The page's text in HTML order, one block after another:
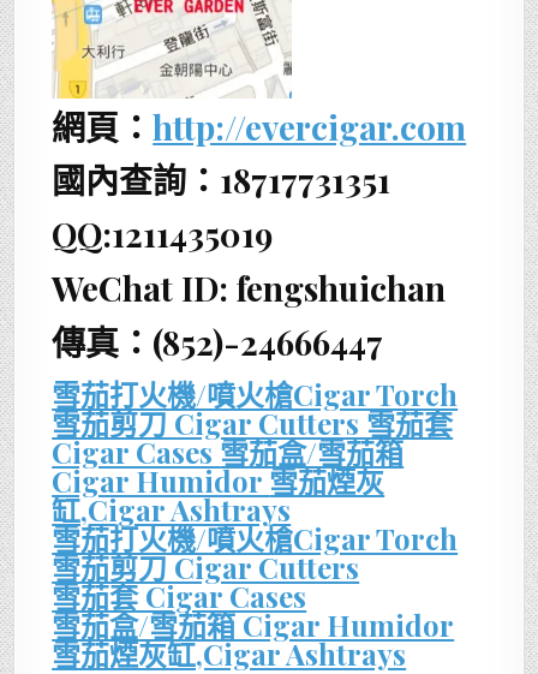
網頁：http://evercigar.com
國內查詢：18717731351
QQ:1211435019
WeChat ID: fengshuichan
傳真：(852)-24666447
雪茄打火機/噴火槍Cigar Torch
雪茄剪刀 Cigar Cutters雪茄套
Cigar Cases雪茄盒/雪茄箱
Cigar Humidor雪茄煙灰
缸,Cigar Ashtrays
雪茄打火機/噴火槍Cigar Torch
雪茄剪刀 Cigar Cutters
雪茄套 Cigar Cases
雪茄盒/雪茄箱 Cigar Humidor
雪茄煙灰缸,Cigar Ashtrays